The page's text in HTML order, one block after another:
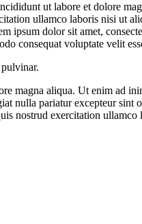
ut labore et dolore
ullamco laboris nisi ut
ipsum dolor sit amet,
consequat voluptate velit
magna aliqua. Ut enim ad
nulla pariatur excepteur sint
nostrud exercitation